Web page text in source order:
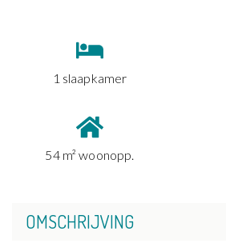
1 slaapkamer
54 m² woonopp.
OMSCHRIJVING